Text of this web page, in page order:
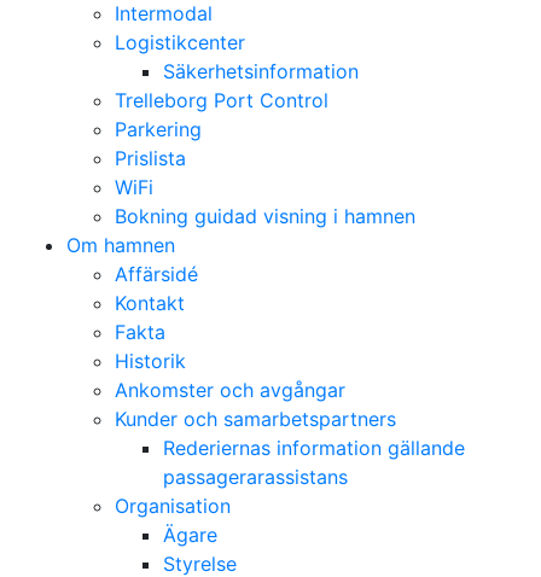
Intermodal
Logistikcenter
Säkerhetsinformation
Trelleborg Port Control
Parkering
Prislista
WiFi
Bokning guidad visning i hamnen
Om hamnen
Affärsidé
Kontakt
Fakta
Historik
Ankomster och avgångar
Kunder och samarbetspartners
Rederiernas information gällande
passagerarassistans
Organisation
Ägare
Styrelse